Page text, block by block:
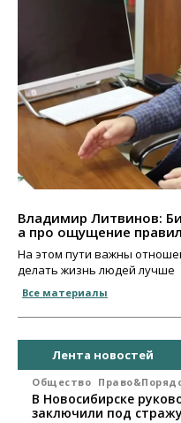
Владимир Литвинов:
а про ощущение
На этом пути важны
делать жизнь людей лучше
Все материалы
Лента новостей
Общество
В Новосибирске
заключили под стражу